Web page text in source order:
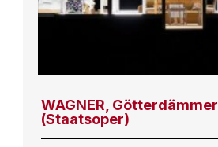
WAGNER,
(Staatsoper)